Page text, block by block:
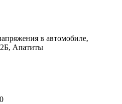
в автомобиле,
Апатиты